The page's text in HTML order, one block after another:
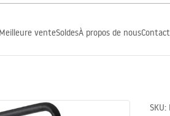
Meilleure venteSoldesÀ propos de nousContact
SKU: